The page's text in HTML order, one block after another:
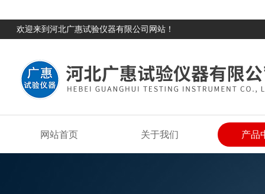
欢迎来到河北广惠试验仪器有限公司网站！
网站首页 关于我们 产品